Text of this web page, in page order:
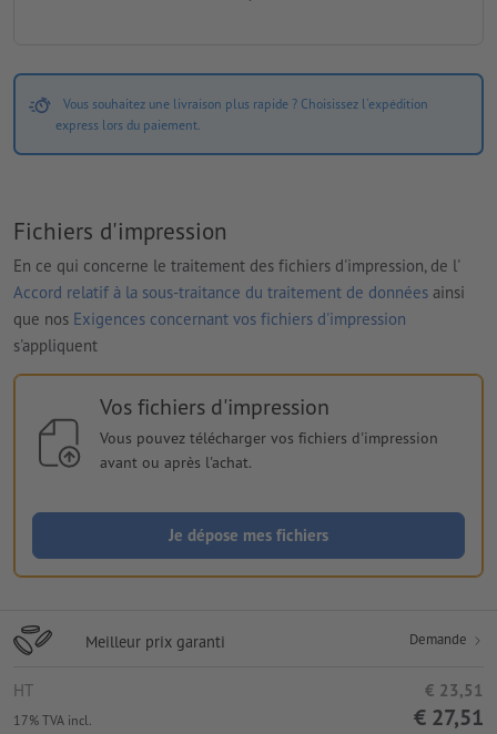
Vous souhaitez une livraison plus rapide ? Choisissez l'expédition
express lors du paiement.
Fichiers d'impression
En ce qui concerne le traitement des fichiers d'impression, de l'
Accord relatif à la sous-traitance du traitement de données ainsi
que nos Exigences concernant vos fichiers d'impression
s'appliquent
Vos fichiers d'impression
Vous pouvez télécharger vos fichiers d'impression
avant ou après l'achat.
Je dépose mes fichiers
Meilleur prix garanti Demande
HT € 23,51
17% TVA incl. € 27,51